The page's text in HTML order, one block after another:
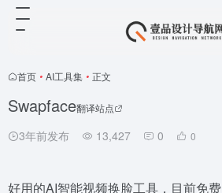
首页 • AI工具集 • 正文
Swapface翻译站点
3年前发布 13,427 0 0
好用的AI智能视频换脸工具，目前免费